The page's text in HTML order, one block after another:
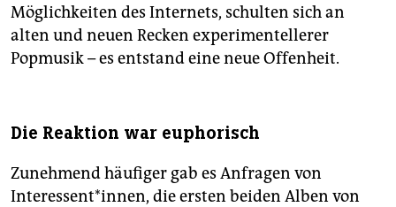
Möglichkeiten des Internets, schulten sich an
alten und neuen Recken experimentellerer
Popmusik – es entstand eine neue Offenheit.
Die Reaktion war euphorisch
Zunehmend häufiger gab es Anfragen von
Interessent*innen, die ersten beiden Alben von